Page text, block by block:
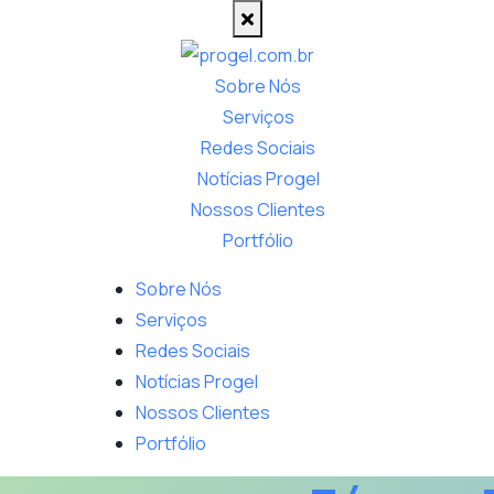
Sobre Nós
Serviços
Redes Sociais
Notícias Progel
Nossos Clientes
Portfólio
Sobre Nós
Serviços
Redes Sociais
Notícias Progel
Nossos Clientes
Portfólio